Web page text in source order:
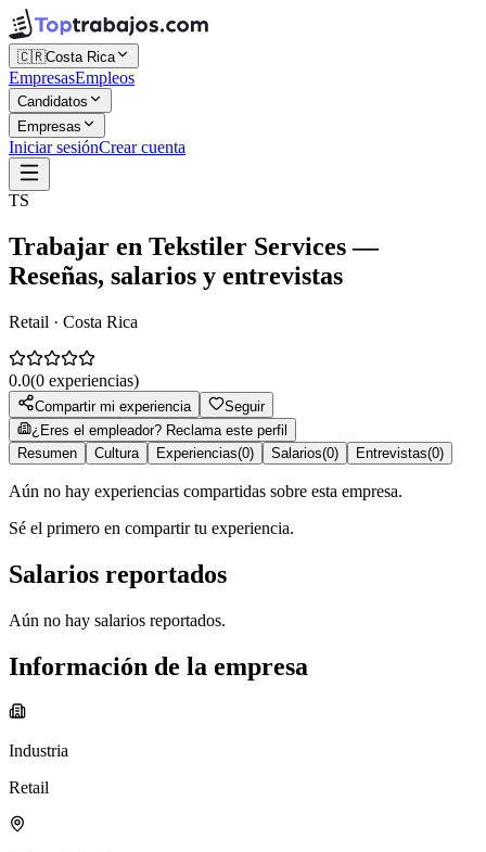
🇨🇷Costa Rica
EmpresasEmpleos
Candidatos
Empresas
Iniciar sesiónCrear cuenta
TS
Trabajar en Tekstiler Services—
Reseñas, salarios y entrevistas
Retail · Costa Rica
0.0(0 experiencias)
Compartir mi experiencia
Seguir
¿Eres el empleador? Reclama este perfil
Resumen
Cultura Experiencias(0) Salarios(0) Entrevistas(0)
Aún no hay experiencias compartidas sobre esta empresa.
Sé el primero en compartir tu experiencia.
Salarios reportados
Aún no hay salarios reportados.
Información de la empresa
Industria
Retail